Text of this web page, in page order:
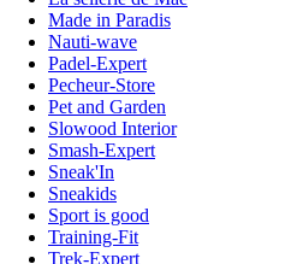
Made in Paradis
Nauti-wave
Padel-Expert
Pecheur-Store
Pet and Garden
Slowood Interior
Smash-Expert
Sneak'In
Sneakids
Sport is good
Training-Fit
Trek-Expert